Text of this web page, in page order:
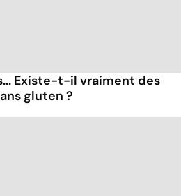
Existe-t-il vraiment des
gluten ?